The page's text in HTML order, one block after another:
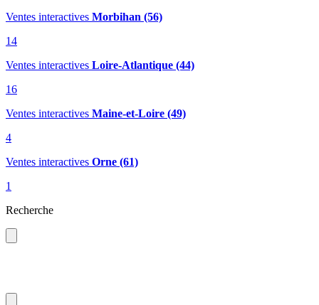
Ventes interactives Morbihan (56)
14
Ventes interactives Loire-Atlantique (44)
16
Ventes interactives Maine-et-Loire (49)
4
Ventes interactives Orne (61)
1
Recherche